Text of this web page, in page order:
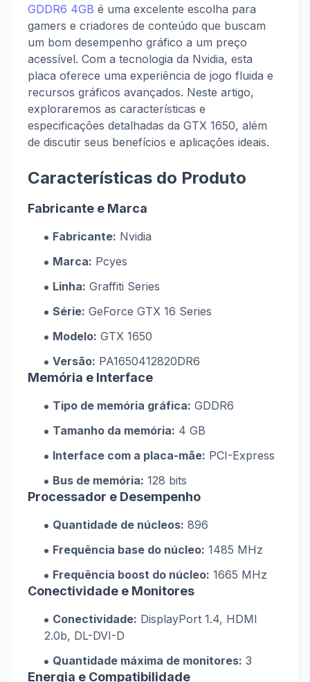
GDDR6 4GB é uma excelente escolha para
gamers e criadores de conteúdo que buscam
um bom desempenho gráfico a um preço
acessível. Com a tecnologia da Nvidia, esta
placa oferece uma experiência de jogo fluida e
recursos gráficos avançados. Neste artigo,
exploraremos as características e
especificações detalhadas da GTX 1650, além
de discutir seus benefícios e aplicações ideais.
Características do Produto
Fabricante e Marca
Fabricante: Nvidia
Marca: Pcyes
Linha: Graffiti Series
Série: GeForce GTX 16 Series
Modelo: GTX 1650
Versão: PA1650412820DR6
Memória e Interface
Tipo de memória gráfica: GDDR6
Tamanho da memória: 4 GB
Interface com a placa-mãe: PCI-Express
Bus de memória: 128 bits
Processador e Desempenho
Quantidade de núcleos: 896
Frequência base do núcleo: 1485 MHz
Frequência boost do núcleo: 1665 MHz
Conectividade e Monitores
Conectividade: DisplayPort 1.4, HDMI
2.0b, DL-DVI-D
Quantidade máxima de monitores: 3
Energia e Compatibilidade